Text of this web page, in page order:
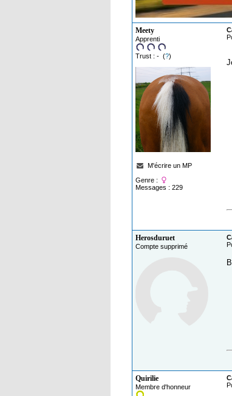
Meety
Apprenti
Trust : - (?)
M'écrire un MP
Genre :
Messages : 229
Herosduruet
Compte supprimé
Quirilie
Membre d'honneur